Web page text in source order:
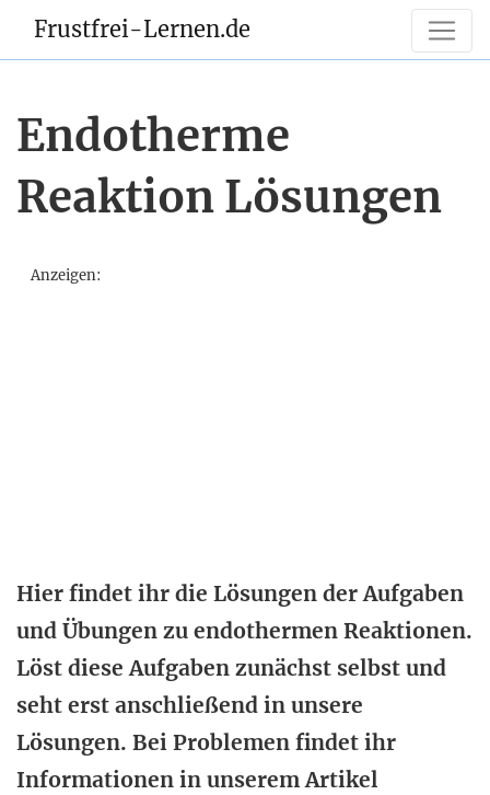
Frustfrei-Lernen.de
Endotherme
Reaktion Lösungen
Anzeigen:
Hier findet ihr die Lösungen der Aufgaben
und Übungen zu endothermen Reaktionen.
Löst diese Aufgaben zunächst selbst und
seht erst anschließend in unsere
Lösungen. Bei Problemen findet ihr
Informationen in unserem Artikel